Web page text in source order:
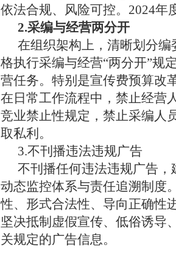
依法合规、风险可控。2024年
2.采编与经营两分开
在组织架构上，清晰划分
格执行采编与经营“两分开”规
营任务。特别是宣传费预算改
在日常工作流程中，禁止经营
竞业禁止性规定，禁止采编人
取私利。
3.不刊播违法违规广告
不刊播任何违法违规广告
动态监控体系与责任追溯制度
性、形式合法性、导向正确性
坚决抵制虚假宣传、低俗诱导
关规定的广告信息。